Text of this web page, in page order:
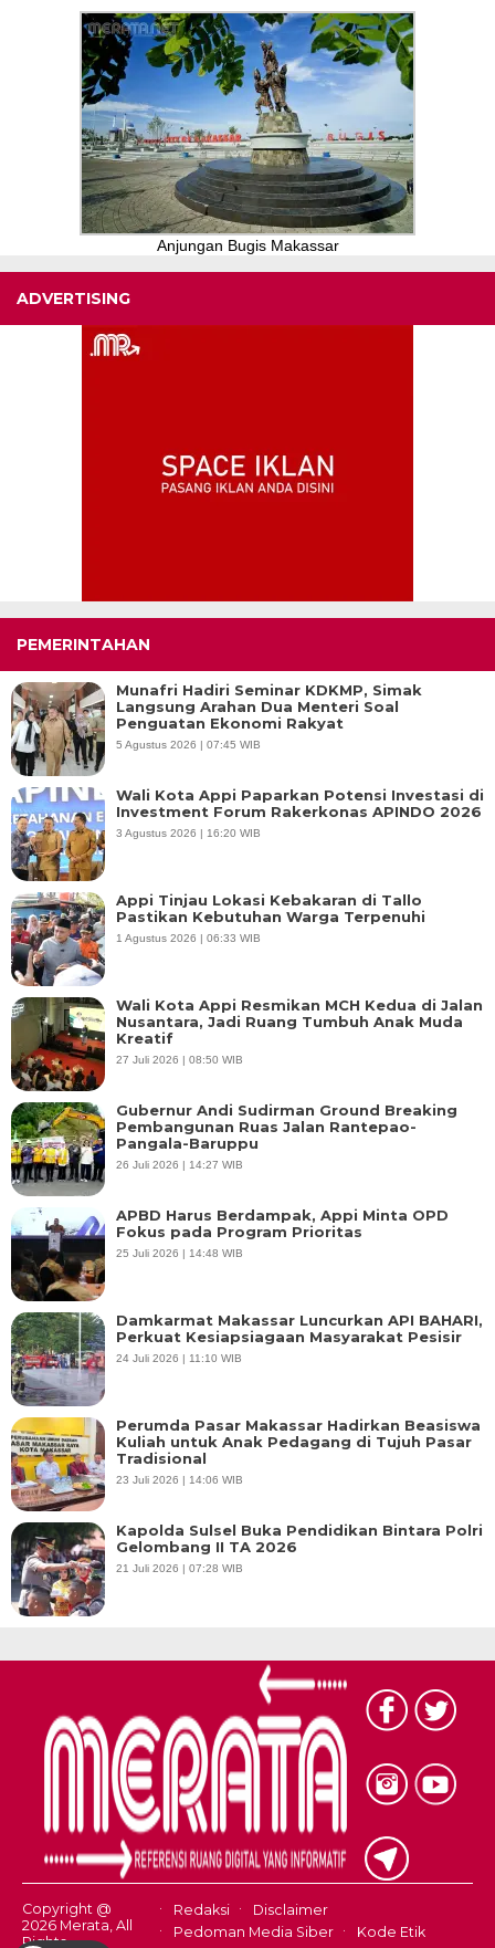
Anjungan Bugis Makassar
ADVERTISING
PEMERINTAHAN
Munafri Hadiri Seminar KDKMP, Simak
Langsung Arahan Dua Menteri Soal
Penguatan Ekonomi Rakyat
5 Agustus 2026 | 07:45 WIB
Wali Kota Appi Paparkan Potensi Investasi di
Investment Forum Rakerkonas APINDO 2026
3 Agustus 2026 | 16:20 WIB
Appi Tinjau Lokasi Kebakaran di Tallo
Pastikan Kebutuhan Warga Terpenuhi
1 Agustus 2026 | 06:33 WIB
Wali Kota Appi Resmikan MCH Kedua di Jalan
Nusantara, Jadi Ruang Tumbuh Anak Muda
Kreatif
27 Juli 2026 | 08:50 WIB
Gubernur Andi Sudirman Ground Breaking
Pembangunan Ruas Jalan Rantepao-
Pangala-Baruppu
26 Juli 2026 | 14:27 WIB
APBD Harus Berdampak, Appi Minta OPD
Fokus pada Program Prioritas
25 Juli 2026 | 14:48 WIB
Damkarmat Makassar Luncurkan API BAHARI,
Perkuat Kesiapsiagaan Masyarakat Pesisir
24 Juli 2026 | 11:10 WIB
Perumda Pasar Makassar Hadirkan Beasiswa
Kuliah untuk Anak Pedagang di Tujuh Pasar
Tradisional
23 Juli 2026 | 14:06 WIB
Kapolda Sulsel Buka Pendidikan Bintara Polri
Gelombang II TA 2026
21 Juli 2026 | 07:28 WIB
Copyright @
2026 Merata, All
Rights
Redaksi
Disclaimer
Pedoman Media Siber
Kode Etik